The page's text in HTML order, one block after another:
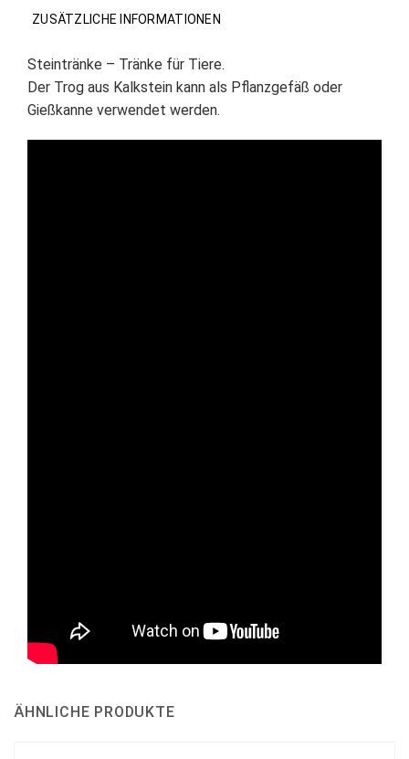
ZUSÄTZLICHE INFORMATIONEN
Steintränke – Tränke für Tiere.
Der Trog aus Kalkstein kann als Pflanzgefäß oder
Gießkanne verwendet werden.
ÄHNLICHE PRODUKTE